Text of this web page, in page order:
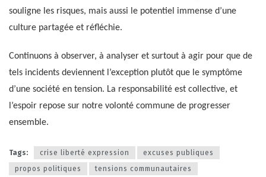
souligne les risques, mais aussi le potentiel immense d’une
culture partagée et réfléchie.
Continuons à observer, à analyser et surtout à agir pour que de
tels incidents deviennent l’exception plutôt que le symptôme
d’une société en tension. La responsabilité est collective, et
l’espoir repose sur notre volonté commune de progresser
ensemble.
Tags: crise liberté expression
excuses publiques
propos politiques
tensions communautaires